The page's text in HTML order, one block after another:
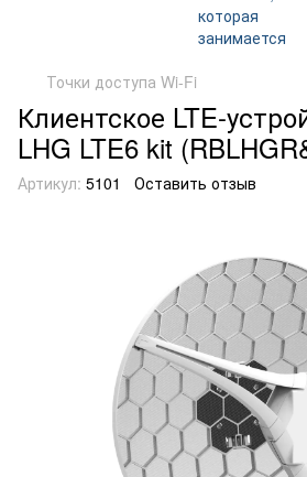
Точки доступа Wi-Fi
Клиентское LTE-
LHG LTE6 kit
Артикул: 5101 Оставить отзыв